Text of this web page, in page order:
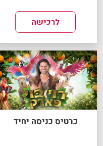
לרכישה
כרטיס כניסה יחיד